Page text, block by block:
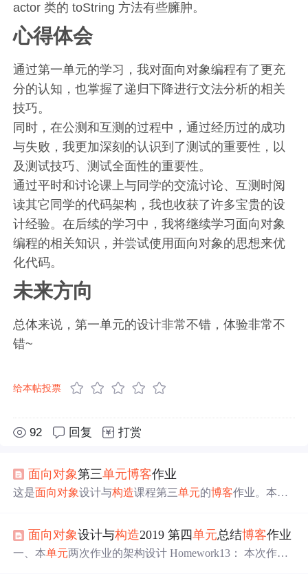
actor 类的 toString 方法有些臃肿。
心得体会
通过第一单元的学习，我对面向对象编程有了更充
分的认知，也掌握了递归下降进行文法分析的相关
技巧。
同时，在公测和互测的过程中，通过经历过的成功
与失败，我更加深刻的认识到了测试的重要性，以
及测试技巧、测试全面性的重要性。
通过平时和讨论课上与同学的交流讨论、互测时阅
读其它同学的代码架构，我也收获了许多宝贵的设
计经验。在后续的学习中，我将继续学习面向对象
编程的相关知识，并尝试使用面向对象的思想来优
化代码。
未来方向
总体来说，第一单元的设计非常不错，体验非常不
错~
给本帖投票
92 回复 打赏
面向对象第三单元博客作业
这是面向对象设计与构造课程第三单元的博客作业。本单
和高效算法结合的典范。此外，这篇博客还有我对程序测
试的一些思考和实现，包括黑盒测试、压力测试、JUnit测
面向对象设计与构造2019 第四单元总结博客作业
一、本单元两次作业的架构设计 Homework13： 本次作业